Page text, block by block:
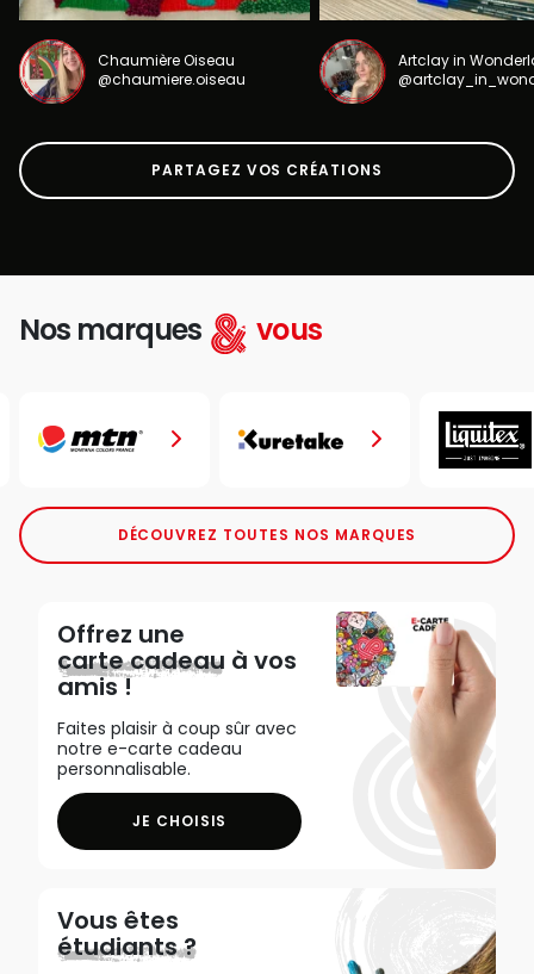
Chaumière Oiseau
@chaumiere.oiseau
Artclay in
PARTAGEZ VOS CRÉATIONS
Nos marques vous
DÉCOUVREZ TOUTES NOS MARQUES
Offrez une
carte cadeau à vos
amis !
Faites plaisir à coup sûr avec
notre e-carte cadeau
personnalisable.
JE CHOISIS
Vous êtes
étudiants ?